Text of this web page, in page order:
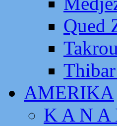
Qued
AMERIKA
K A N A